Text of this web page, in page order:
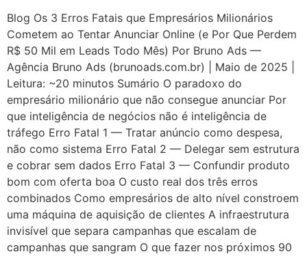
Blog Os 3 Erros Fatais que Empresários Milionários
Cometem ao Tentar Anunciar Online (e Por Que Perdem
R$ 50 Mil em Leads Todo Mês) Por Bruno Ads —
Agência Bruno Ads (brunoads.com.br) | Maio de 2025 |
Leitura: ~20 minutos Sumário O paradoxo do
empresário milionário que não consegue anunciar Por
que inteligência de negócios não é inteligência de
tráfego Erro Fatal 1 — Tratar anúncio como despesa,
não como sistema Erro Fatal 2 — Delegar sem estrutura
e cobrar sem dados Erro Fatal 3 — Confundir produto
bom com oferta boa O custo real dos três erros
combinados Como empresários de alto nível constroem
uma máquina de aquisição de clientes A infraestrutura
invisível que separa campanhas que escalam de
campanhas que sangram O que fazer nos próximos 90